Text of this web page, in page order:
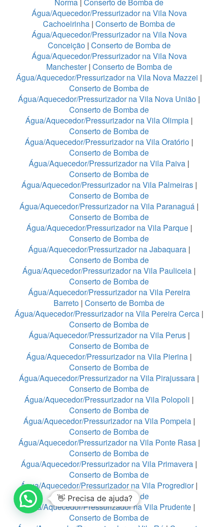
Norma | Conserto de Bomba de
Água/Aquecedor/Pressurizador na Vila Nova
Cachoeirinha | Conserto de Bomba de
Água/Aquecedor/Pressurizador na Vila Nova
Conceição| Conserto de Bomba de
Água/Aquecedor/Pressurizador na Vila Nova
Manchester| Conserto de Bomba de
Água/Aquecedor/Pressurizador na Vila Nova Mazzei |
Conserto de Bomba de
Água/Aquecedor/Pressurizador na Vila Nova União |
Conserto de Bomba de
Água/Aquecedor/Pressurizador na Vila Olimpia |
Conserto de Bomba de
Água/Aquecedor/Pressurizador na Vila Oratório |
Conserto de Bomba de
Água/Aquecedor/Pressurizador na Vila Paiva |
Conserto de Bomba de
Água/Aquecedor/Pressurizador na Vila Palmeiras|
Conserto de Bomba de
Água/Aquecedor/Pressurizador na Vila Paranaguá |
Conserto de Bomba de
Água/Aquecedor/Pressurizador na Vila Parque|
Conserto de Bomba de
Água/Aquecedor/Pressurizador na Jabaquara|
Conserto de Bomba de
Água/Aquecedor/Pressurizador na Vila Pauliceia |
Conserto de Bomba de
Água/Aquecedor/Pressurizador na Vila Pereira
Barreto | Conserto de Bomba de
Água/Aquecedor/Pressurizador na Vila Pereira Cerca |
Conserto de Bomba de
Água/Aquecedor/Pressurizador na Vila Perus|
Conserto de Bomba de
Água/Aquecedor/Pressurizador na Vila Pierina |
Conserto de Bomba de
Água/Aquecedor/Pressurizador na Vila Pirajussara |
Conserto de Bomba de
Água/Aquecedor/Pressurizador na Vila Polopoli |
Conserto de Bomba de
Água/Aquecedor/Pressurizador na Vila Pompeia|
Conserto de Bomba de
Água/Aquecedor/Pressurizador na Vila Ponte Rasa|
Conserto de Bomba de
Água/Aquecedor/Pressurizador na Vila Primavera |
Conserto de Bomba de
Água/Aquecedor/Pressurizador na Vila Progredior|
Conserto de Bomba de
Água/Aquecedor/Pressurizador na Vila Prudente |
Conserto de Bomba de
👋 Precisa de ajuda?